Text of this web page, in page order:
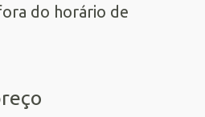
do horário de